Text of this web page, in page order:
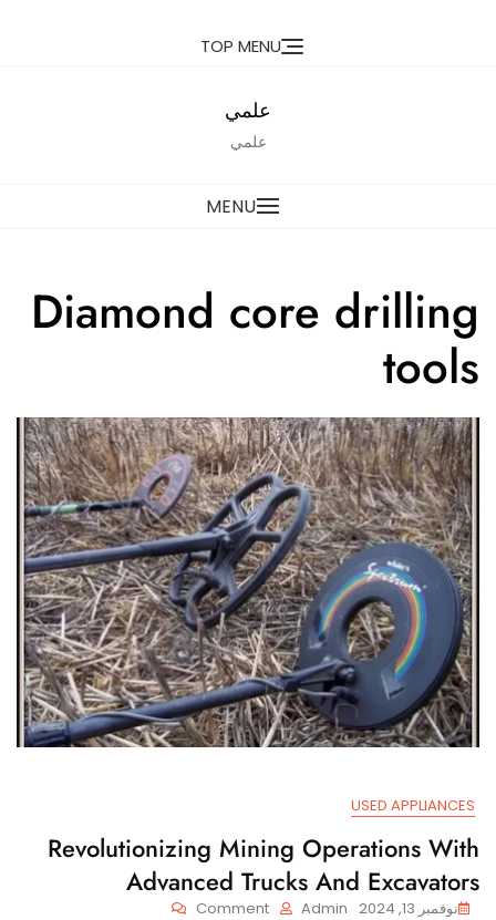
TOP MENU
علمي
علمي
MENU
Diamond core drilling
tools
USED APPLIANCES
Revolutionizing Mining Operations With
Advanced Trucks And Excavators
نوفمبر 13, 2024 Admin
Comment
On